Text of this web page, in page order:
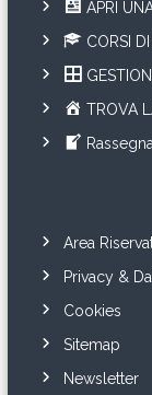
APRI
CORSI
TROVA
Area
Privacy &
Cookies
Sitemap
Newsletter